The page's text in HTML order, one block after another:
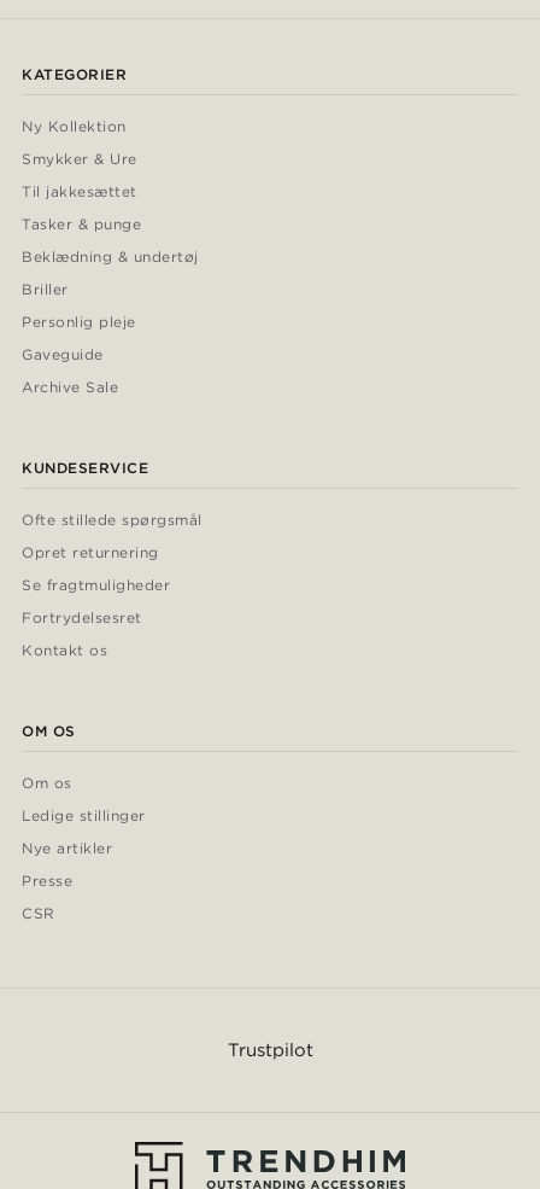
KATEGORIER
Ny Kollektion
Smykker & Ure
Til jakkesættet
Tasker & punge
Beklædning & undertøj
Briller
Personlig pleje
Gaveguide
Archive Sale
KUNDESERVICE
Ofte stillede spørgsmål
Opret returnering
Se fragtmuligheder
Fortrydelsesret
Kontakt os
OM OS
Om os
Ledige stillinger
Nye artikler
Presse
CSR
Trustpilot